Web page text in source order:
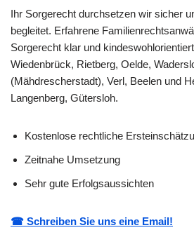
Ihr Sorgerecht durchsetzen wir sicher
begleitet. Erfahrene
Sorgerecht klar und
Wiedenbrück, Rietberg, Oelde,
(Mähdrescherstadt), Verl, Beelen und
Langenberg, Gütersloh.
Kostenlose rechtliche
Zeitnahe Umsetzung
Sehr gute Erfolgsaussichten
☎ Schreiben Sie uns eine Email!